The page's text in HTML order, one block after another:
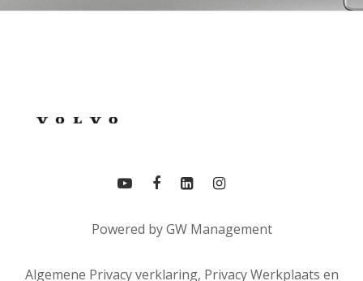
Powered byGW Management
Algemene Privacy verklaring, Privacy Werkplaats en